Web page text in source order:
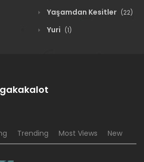
Yaşamdan Kesitler (22)
Yuri (1)
Trending Most Views New